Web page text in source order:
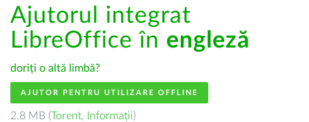
Ajutorul integrat
LibreOffice în engleză
doriți o altă limbă?
AJUTOR PENTRU UTILIZARE OFFLINE
2.8 MB (Torent, Informații)